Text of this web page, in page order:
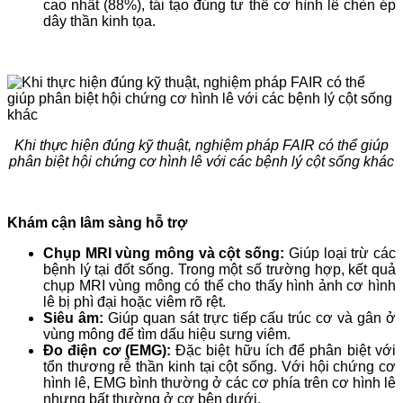
cao nhất (88%), tái tạo đúng tư thế cơ hình lê chèn ép
dây thần kinh tọa.
Khi thực hiện đúng kỹ thuật, nghiệm pháp FAIR có thể giúp
phân biệt hội chứng cơ hình lê với các bệnh lý cột sống khác
Khám cận lâm sàng hỗ trợ
Chụp MRI vùng mông và cột sống: Giúp loại trừ các
bệnh lý tại đốt sống. Trong một số trường hợp, kết quả
chụp MRI vùng mông có thể cho thấy hình ảnh cơ hình
lê bị phì đại hoặc viêm rõ rệt.
Siêu âm: Giúp quan sát trực tiếp cấu trúc cơ và gân ở
vùng mông để tìm dấu hiệu sưng viêm.
Đo điện cơ (EMG): Đặc biệt hữu ích để phân biệt với
tổn thương rễ thần kinh tại cột sống. Với hội chứng cơ
hình lê, EMG bình thường ở các cơ phía trên cơ hình lê
nhưng bất thường ở cơ bên dưới.